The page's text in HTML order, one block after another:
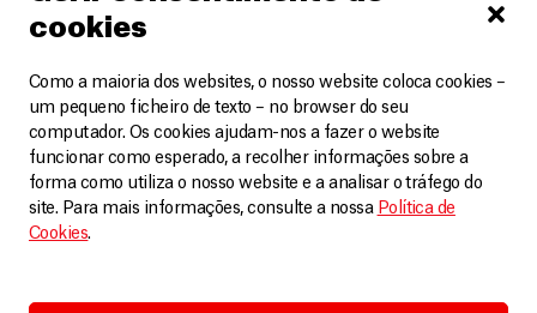
cookies
Como a maioria dos websites, o nosso website coloca cookies –
um pequeno ficheiro de texto – no browser do seu
computador. Os cookies ajudam-nos a fazer o website
funcionar como esperado, a recolher informações sobre a
forma como utiliza o nosso website e a analisar o tráfego do
site. Para mais informações, consulte a nossa Política de
Cookies.
[1] Fonte:https://dtm.iom.int/reports/mozambique-ett-
movement-alert-report-158?close=true